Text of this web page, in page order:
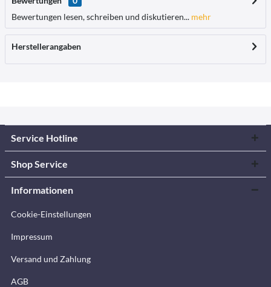
Bewertungen lesen, schreiben und diskutieren... mehr
Herstellerangaben
Service Hotline
Shop Service
Informationen
Cookie-Einstellungen
Impressum
Versand und Zahlung
AGB